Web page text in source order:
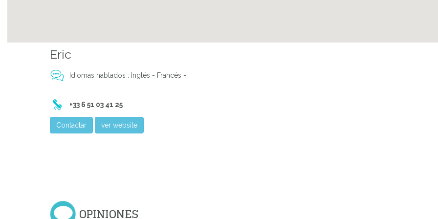
Eric
Idiomas hablados : Inglés - Francés -
+33 6 51 03 41 25
Contactar ver website
OPINIONES